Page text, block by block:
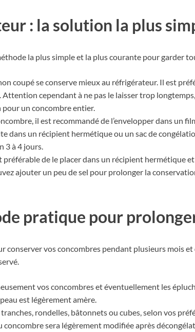
: la solution la plus
la plus simple et la plus courante pour garder
coupé se conserve mieux au réfrigérateur. Il est
Attention cependant à ne pas le laisser trop
un concombre entier.
il est recommandé de l’envelopper dans un
dans un récipient hermétique ou un sac de
3 à 4 jours.
de le placer dans un récipient hermétique
ajouter un peu de sel pour prolonger la
pratique pour
vos concombres pendant plusieurs mois
vos concombres et éventuellement les
est légèrement amère.
rondelles, bâtonnets ou cubes, selon vos
sera légèrement modifiée après